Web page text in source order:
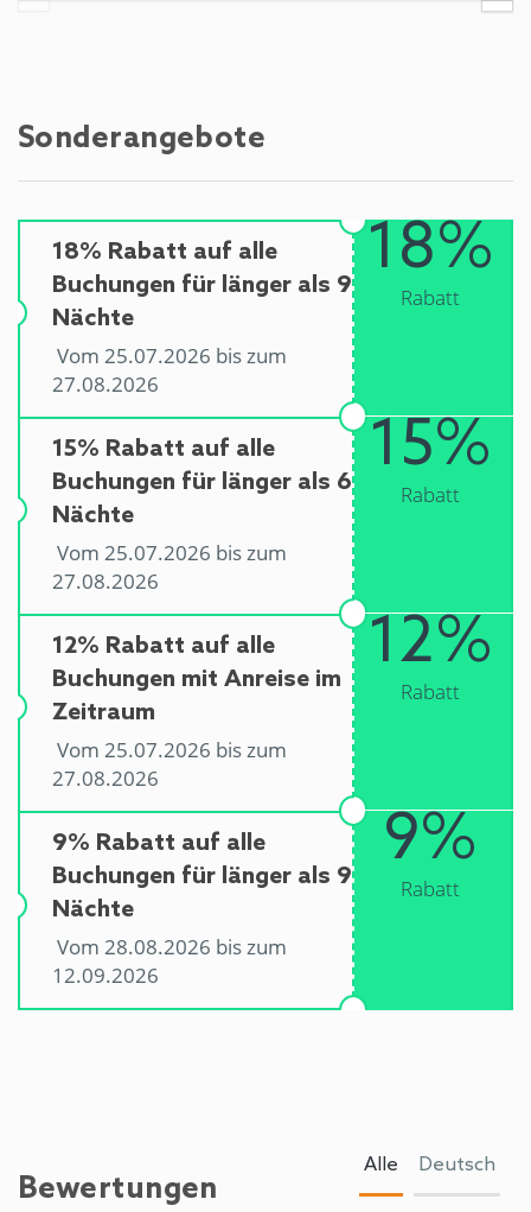
Sonderangebote
18% Rabatt auf alle
Buchungen für länger als 9
Nächte
Vom 25.07.2026 bis zum
27.08.2026
18%
Rabatt
15% Rabatt auf alle
Buchungen für länger als 6
Nächte
Vom 25.07.2026 bis zum
27.08.2026
15%
Rabatt
12% Rabatt auf alle
Buchungen mit Anreise im
Zeitraum
Vom 25.07.2026 bis zum
27.08.2026
12%
Rabatt
9% Rabatt auf alle
Buchungen für länger als 9
Nächte
Vom 28.08.2026 bis zum
12.09.2026
9%
Rabatt
Bewertungen
Alle Deutsch